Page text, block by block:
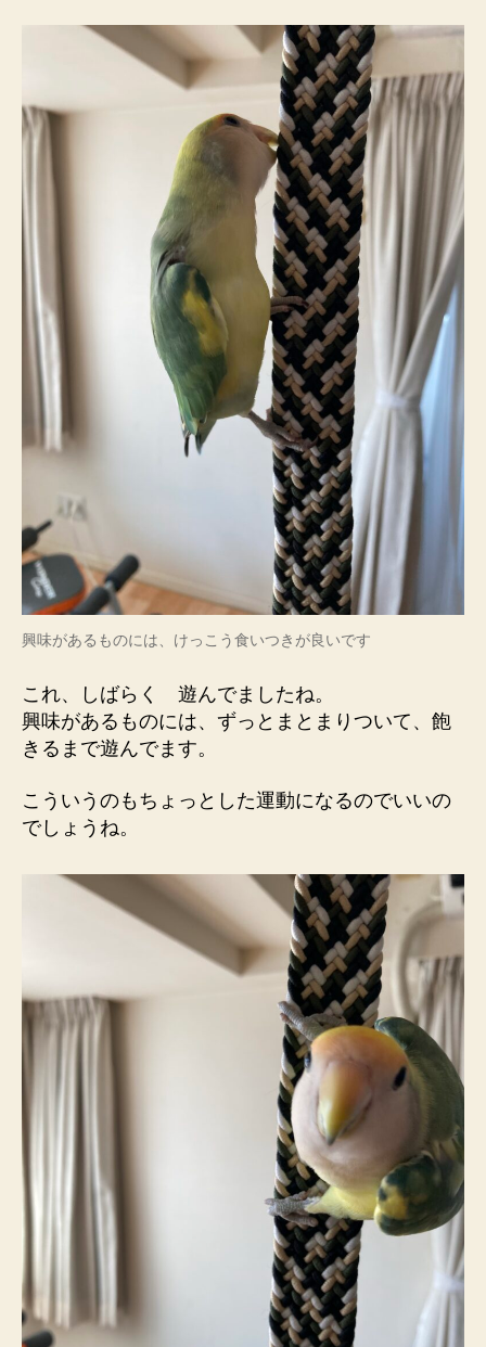
興味があるものには、けっこう食いつきが良いです
これ、しばらく 遊んでましたね。
興味があるものには、ずっとまとまりついて、飽
きるまで遊んでます。
こういうのもちょっとした運動になるのでいいの
でしょうね。